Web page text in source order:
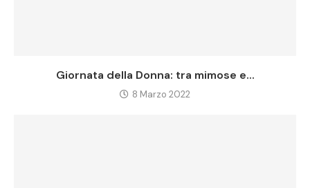
Giornata della Donna: tra mimose e...
8 Marzo 2022